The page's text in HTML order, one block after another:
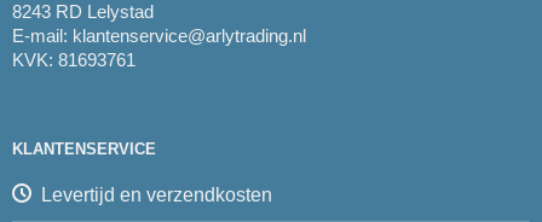
8243 RD Lelystad
E-mail: klantenservice@arlytrading.nl
KVK: 81693761
KLANTENSERVICE
Levertijd en verzendkosten